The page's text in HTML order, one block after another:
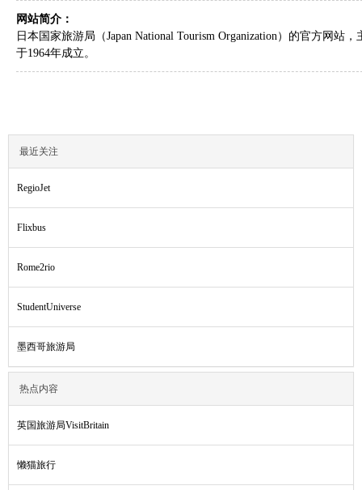
网站简介：
日本国家旅游局（Japan National Tourism Organization）的官方网
于1964年成立。
最近关注
RegioJet
Flixbus
Rome2rio
StudentUniverse
墨西哥旅游局
热点内容
英国旅游局VisitBritain
懒猫旅行